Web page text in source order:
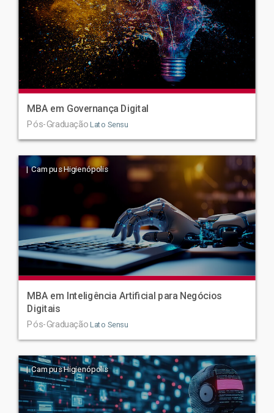
MBA em Governança Digital
Pós-Graduação Lato Sensu
| Campus Higienópolis
MBA em Inteligência Artificial para Negócios
Digitais
Pós-Graduação Lato Sensu
| Campus Higienópolis